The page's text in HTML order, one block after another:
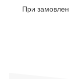
При